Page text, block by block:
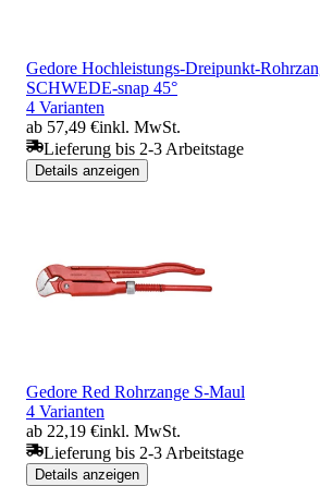
Gedore Hochleistungs-Dreipunkt-
SCHWEDE-snap 45°
4 Varianten
ab 57,49 €inkl. MwSt.
Lieferung bis 2-3 Arbeitstage
Details anzeigen
Gedore Red Rohrzange S-Maul
4 Varianten
ab 22,19 €inkl. MwSt.
Lieferung bis 2-3 Arbeitstage
Details anzeigen